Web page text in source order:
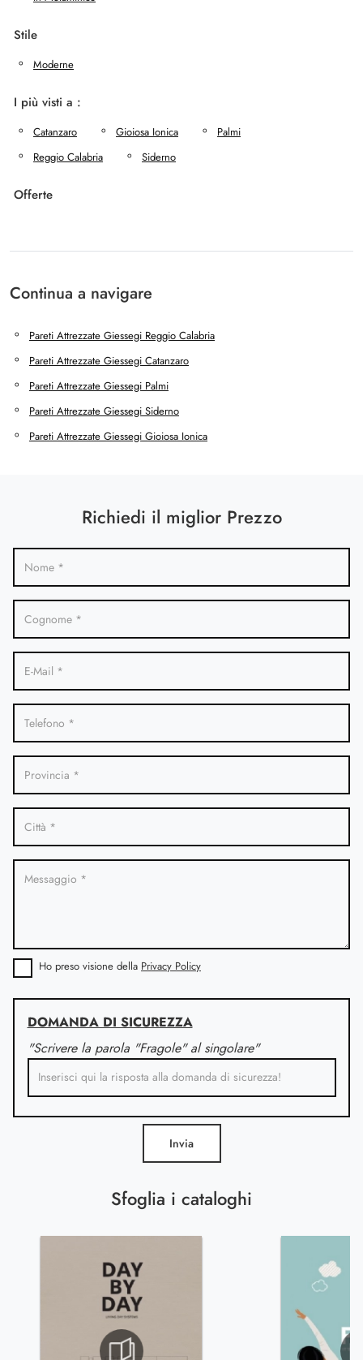
Stile
Moderne
I più visti a :
Catanzaro Gioiosa Ionica
Palmi
Reggio Calabria
Siderno
Offerte
Continua a navigare
Pareti Attrezzate Giessegi Reggio Calabria
Pareti Attrezzate Giessegi Catanzaro
Pareti Attrezzate Giessegi Palmi
Pareti Attrezzate Giessegi Siderno
Pareti Attrezzate Giessegi Gioiosa Ionica
Sfoglia i cataloghi
Richiedi il miglior Prezzo
Ho preso visione della Privacy Policy
DOMANDA DI SICUREZZA
"Scrivere la parola "Fragole" al singolare"
Invia